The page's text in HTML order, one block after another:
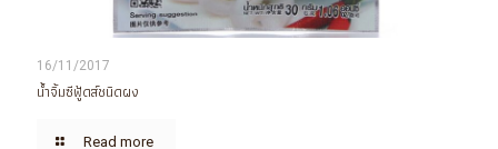
16/11/2017
น้ำจิ้มซีฟู้ดส์ชนิดผง
Read more